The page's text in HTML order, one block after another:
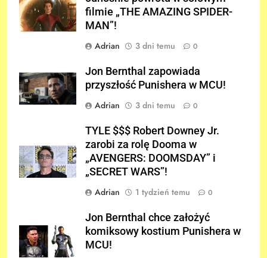
filmie „THE AMAZING SPIDER-
MAN”!
Adrian
3 dni temu 0
Jon Bernthal zapowiada
przyszłość Punishera w MCU!
Adrian
3 dni temu 0
TYLE $$$ Robert Downey Jr.
zarobi za rolę Dooma w
„AVENGERS: DOOMSDAY” i
„SECRET WARS”!
Adrian
1 tydzień temu 0
Jon Bernthal chce założyć
komiksowy kostium Punishera w
MCU!